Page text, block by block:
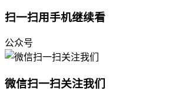
扫一扫用手机继续看
公众号
微信扫一扫关注我们